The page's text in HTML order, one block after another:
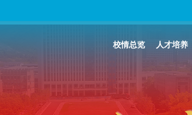
校情总览 人才培养